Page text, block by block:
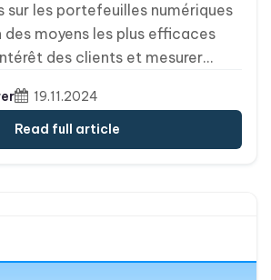
sur les portefeuilles numériques
moyens les plus efficaces
des clients et mesurer
marketing. En tirant parti
de portefeuille numérique telles
et Google Wallet, les entreprises
à la fois l'engagement en ligne
numériques qui porte ses fruits.
19.11.2024
Read full article